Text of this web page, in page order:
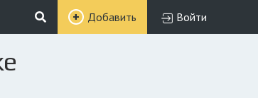
Добавить Войти